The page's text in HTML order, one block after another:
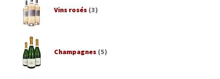
Vins rosés (3)
Champagnes (5)